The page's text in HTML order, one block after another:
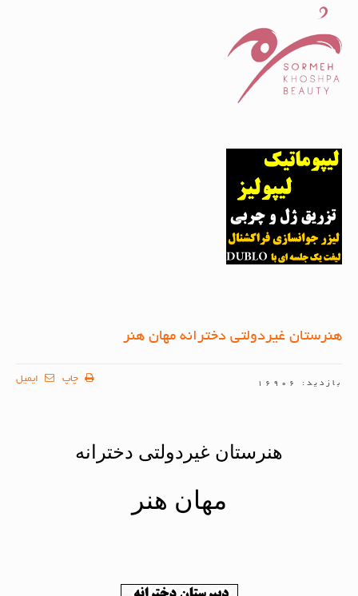
هنرستان غیردولتی دخترانه مهان هنر
ایمیل چاپ بازدید: 16906
هنرستان غیردولتی دخترانه
مهان هنر